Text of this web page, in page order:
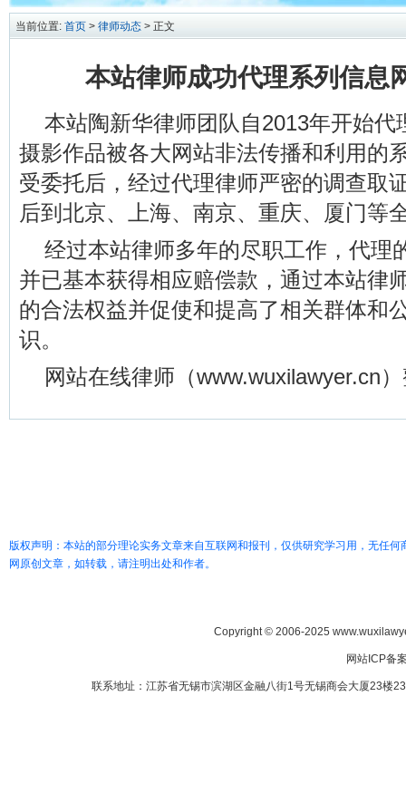
当前位置: 首页 > 律师动态 > 正文
本站律师成功代理系列信息
本站陶新华律师团队自2013年开始代
摄影作品被各大网站非法传播和利用的
受委托后，经过代理律师严密的调查取
后到北京、上海、南京、重庆、厦门等
经过本站律师多年的尽职工作，代理
并已基本获得相应赔偿款，通过本站律
的合法权益并促使和提高了相关群体和
识。
网站在线律师（www.wuxilawyer.cn
版权声明：本站的部分理论实务文章来自互联网和报刊，仅供研究学习用，无任
网原创文章，如转载，请注明出处和作者。
Copyright © 2006-2025
网站ICP备
联系地址：江苏省无锡市滨湖区金融八街1号无锡商会大厦23楼